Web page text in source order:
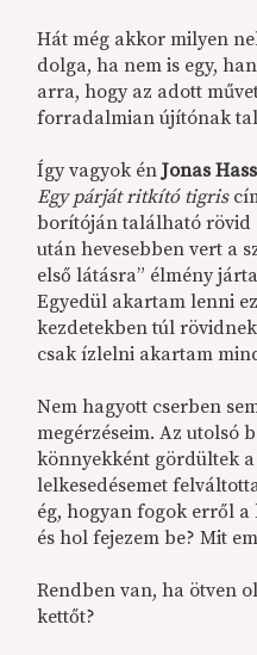
Hát még akkor milyen
dolga, ha nem is egy,
arra, hogy az adott
forradalmian újítónak
Így vagyok énJonas
Egy párját ritkító tigris
borítóján található rövid
után hevesebben vert a
első látásra” élmény
Egyedül akartam lenni
kezdetekben túl
csak ízlelni akartam
Nem hagyott cserben
megérzéseim. Az utolsó
könnyekként gördültek
lelkesedésemet
ég, hogyan fogok erről
és hol fejezem be? Mit
Rendben van, ha ötven
kettőt?